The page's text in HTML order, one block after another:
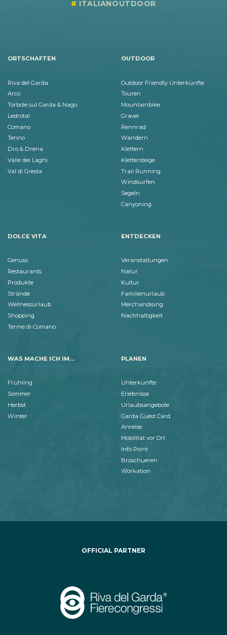
ITALIANOUTDOOR
ORTSCHAFTEN
Riva del Garda
Arco
Torbole sul Garda & Nago
Ledrotal
Comano
Tenno
Dro & Drena
Valle dei Laghi
Val di Gresta
OUTDOOR
Outdoor Friendly Unterkünfte
Touren
Mountainbike
Gravel
Rennrad
Wandern
Klettern
Klettersteige
Trail Running
Windsurfen
Segeln
Canyoning
DOLCE VITA
Genuss
Restaurants
Produkte
Strände
Wellnessurlaub
Shopping
Terme di Comano
ENTDECKEN
Veranstaltungen
Natur
Kultur
Familienurlaub
Merchandising
Nachhaltigkeit
WAS MACHE ICH IM...
Frühling
Sommer
Herbst
Winter
PLANEN
Unterkünfte
Erlebnisse
Urlaubsangebote
Garda Guest Card
Anreise
Mobilität vor Ort
Info Point
Broschueren
Workation
OFFICIAL PARTNER